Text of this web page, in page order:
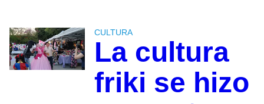
CULTURA
La cultura
friki se hizo